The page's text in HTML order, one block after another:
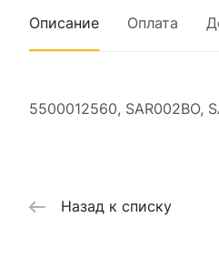
Описание Оплата
5500012560, SAR002BO,
Назад к списку